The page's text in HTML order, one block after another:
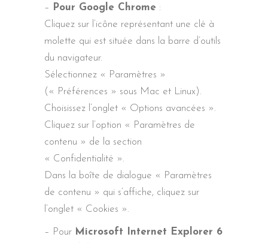
– Pour Google Chrome :
Cliquez sur l’icône représentant une clé à
molette qui est située dans la barre d’outils
du navigateur.
Sélectionnez « Paramètres »
(« Préférences » sous Mac et Linux).
Choisissez l’onglet « Options avancées ».
Cliquez sur l’option « Paramètres de
contenu » de la section
« Confidentialité ».
Dans la boîte de dialogue « Paramètres
de contenu » qui s’affiche, cliquez sur
l’onglet « Cookies ».
– Pour Microsoft Internet Explorer 6